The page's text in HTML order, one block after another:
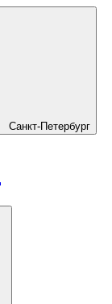
Санкт-Петербург